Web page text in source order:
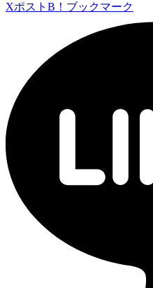
Xポスト B！ブックマーク